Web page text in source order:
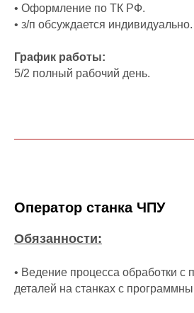
• Оформление по ТК РФ.
• з/п обсуждается индивидуально.
График работы:
5/2 полный рабочий день.
Оператор станка ЧПУ
Обязанности:
• Ведение процесса обработки с
деталей на станках с